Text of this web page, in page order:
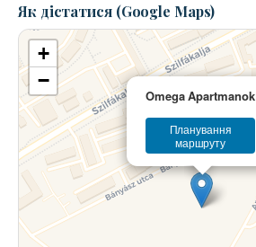
Як дістатися (Google Maps)
Omega Apartmanok
Планування
маршруту
+
−